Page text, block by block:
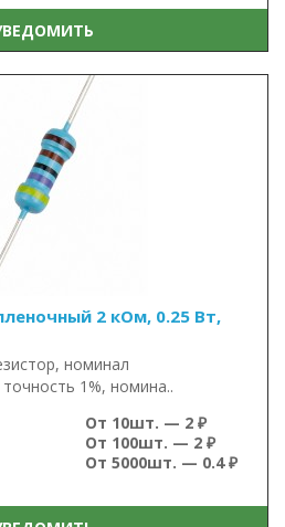
2 кОм, 0.25 Вт,
номинал
1%, номина..
От 10шт. — 2 ₽
От 100шт. — 2 ₽
От 5000шт. — 0.4 ₽